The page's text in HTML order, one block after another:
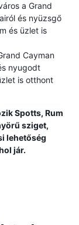
a Grand
és nyüzsgő
és üzlet is
Cayman
nyugodt
is otthont
Spotts, Rum
sziget,
lehetőség
jár.